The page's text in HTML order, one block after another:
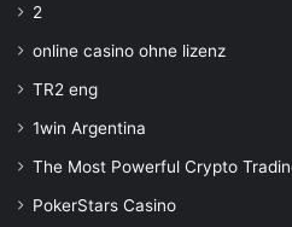
2
online casino ohne lizenz
TR2 eng
1win Argentina
The Most Powerful Crypto
PokerStars Casino